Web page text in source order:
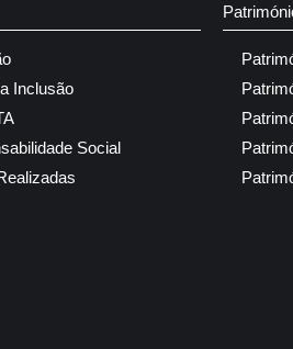
Inclusão
Social